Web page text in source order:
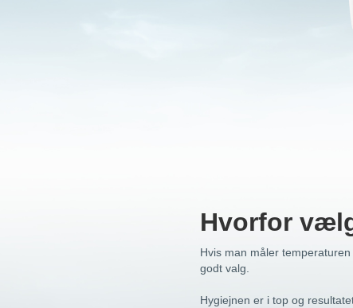
Hvorfor
Hvis man måler
godt valg.
Hygiejnen er i top og